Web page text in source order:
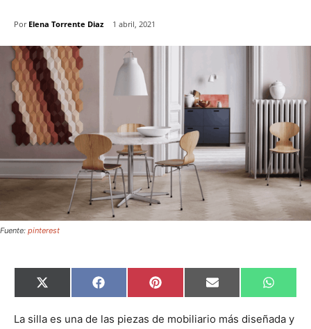
Por Elena Torrente Diaz 1 abril, 2021
Fuente: pinterest
C
o
p
X
(
w
C
o
p
F
a
e
C
o
p
P
i
t
C
o
p
E
m
i
C
o
p
W
h
t
La silla es una de las piezas de mobiliario más diseñada y